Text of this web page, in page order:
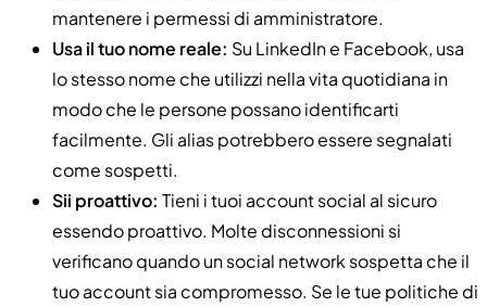
mantenere i permessi di amministratore.
Usa il tuo nome reale: Su LinkedIn e Facebook, usa
lo stesso nome che utilizzi nella vita quotidiana in
modo che le persone possano identificarti
facilmente. Gli alias potrebbero essere segnalati
come sospetti.
Sii proattivo: Tieni i tuoi account social al sicuro
essendo proattivo. Molte disconnessioni si
verificano quando un social network sospetta che il
tuo account sia compromesso. Se le tue politiche di